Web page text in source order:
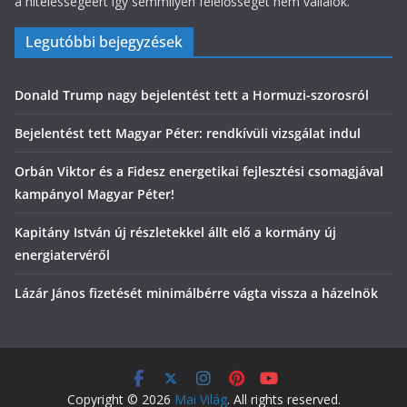
Legutóbbi bejegyzések
Donald Trump nagy bejelentést tett a Hormuzi-szorosról
Bejelentést tett Magyar Péter: rendkívüli vizsgálat indul
Orbán Viktor és a Fidesz energetikai fejlesztési csomagjával
kampányol Magyar Péter!
Kapitány István új részletekkel állt elő a kormány új
energiatervéről
Lázár János fizetését minimálbérre vágta vissza a házelnök
Copyright © 2026 Mai Világ. All rights reserved.